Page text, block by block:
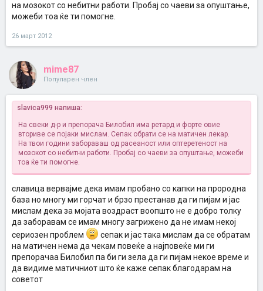
на мозокот со небитни работи. Пробај со чаеви за опуштање,
можеби тоа ќе ти помогне.
26 март 2012
mime87
Популарен член
slavica999 напиша:
На свеки д-р и препорача Билобил има ретард и форте овие
вториве се појаки мислам. Сепак обрати се на матичен лекар.
На твои години забораваш од расеаност или оптеретеност на
мозокот со небитни работи. Пробај со чаеви за опуштање, можеби
тоа ќе ти помогне.
славица вервајме дека имам пробано со капки на прородна
база но многу ми горчат и брзо престанав да ги пијам и јас
мислам дека за мојата воздраст воопшто не е добро толку
да заборавам се имам многу загрижено да не имам некој
сериозен проблем
сепак и јас така мислам да се обратам
на матичен нема да чекам повеќе а најповеќе ми ги
препорачаа Билобил па би ги зела да ги пијам некое време и
да видиме матичниот што ќе каже сепак благодарам на
советот